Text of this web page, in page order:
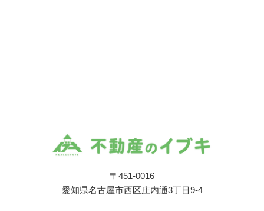
〒451-0016
愛知県名古屋市西区庄内通3丁目9-4